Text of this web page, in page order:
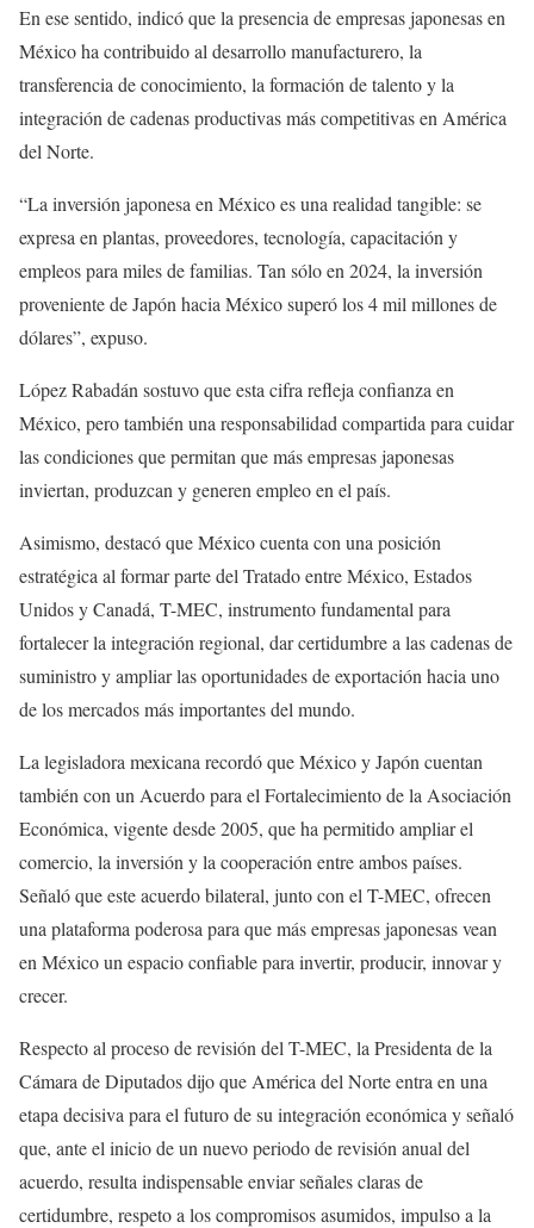
En ese sentido, indicó que la presencia de empresas japonesas en
México ha contribuido al desarrollo manufacturero, la
transferencia de conocimiento, la formación de talento y la
integración de cadenas productivas más competitivas en América
del Norte.
“La inversión japonesa en México es una realidad tangible: se
expresa en plantas, proveedores, tecnología, capacitación y
empleos para miles de familias. Tan sólo en 2024, la inversión
proveniente de Japón hacia México superó los 4 mil millones de
dólares”, expuso.
López Rabadán sostuvo que esta cifra refleja confianza en
México, pero también una responsabilidad compartida para cuidar
las condiciones que permitan que más empresas japonesas
inviertan, produzcan y generen empleo en el país.
Asimismo, destacó que México cuenta con una posición
estratégica al formar parte del Tratado entre México, Estados
Unidos y Canadá, T-MEC, instrumento fundamental para
fortalecer la integración regional, dar certidumbre a las cadenas de
suministro y ampliar las oportunidades de exportación hacia uno
de los mercados más importantes del mundo.
La legisladora mexicana recordó que México y Japón cuentan
también con un Acuerdo para el Fortalecimiento de la Asociación
Económica, vigente desde 2005, que ha permitido ampliar el
comercio, la inversión y la cooperación entre ambos países.
Señaló que este acuerdo bilateral, junto con el T-MEC, ofrecen
una plataforma poderosa para que más empresas japonesas vean
en México un espacio confiable para invertir, producir, innovar y
crecer.
Respecto al proceso de revisión del T-MEC, la Presidenta de la
Cámara de Diputados dijo que América del Norte entra en una
etapa decisiva para el futuro de su integración económica y señaló
que, ante el inicio de un nuevo periodo de revisión anual del
acuerdo, resulta indispensable enviar señales claras de
certidumbre, respeto a los compromisos asumidos, impulso a la